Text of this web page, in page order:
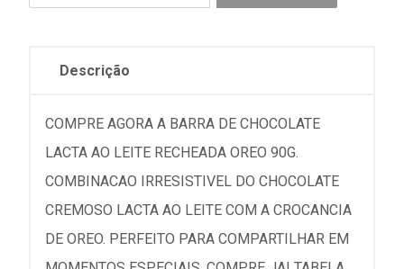
Descrição
COMPRE AGORA A BARRA DE CHOCOLATE
LACTA AO LEITE RECHEADA OREO 90G.
COMBINACAO IRRESISTIVEL DO CHOCOLATE
CREMOSO LACTA AO LEITE COM A CROCANCIA
DE OREO. PERFEITO PARA COMPARTILHAR EM